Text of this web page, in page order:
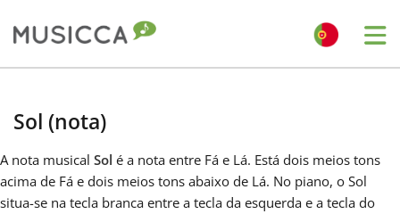
Dansk
Sol (nota)
A nota musical Sol é a nota entre Fá e Lá. Está dois meios tons
acima de Fá e dois meios tons abaixo de Lá. No piano, o Sol
situa-se na tecla branca entre a tecla da esquerda e a tecla do